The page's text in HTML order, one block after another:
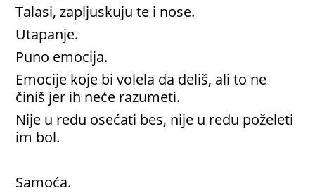
Talasi, zapljuskuju te i nose.
Utapanje.
Puno emocija.
Emocije koje bi volela da deliš, ali to ne
činiš jer ih neće razumeti.
Nije u redu osećati bes, nije u redu poželeti
im bol.
Samoća.